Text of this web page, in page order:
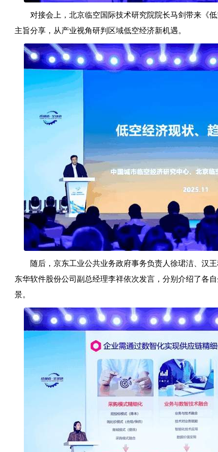
对接会上，北京临空国际技术研究院院长马剑带来《
主旨分享，从产业视角研判区域低空经济新机遇。
随后，京东工业公共业务政府事务负责人徐珺洁、汉
东华软件股份公司副总经理李祥依次发言，分别介绍了各
景。